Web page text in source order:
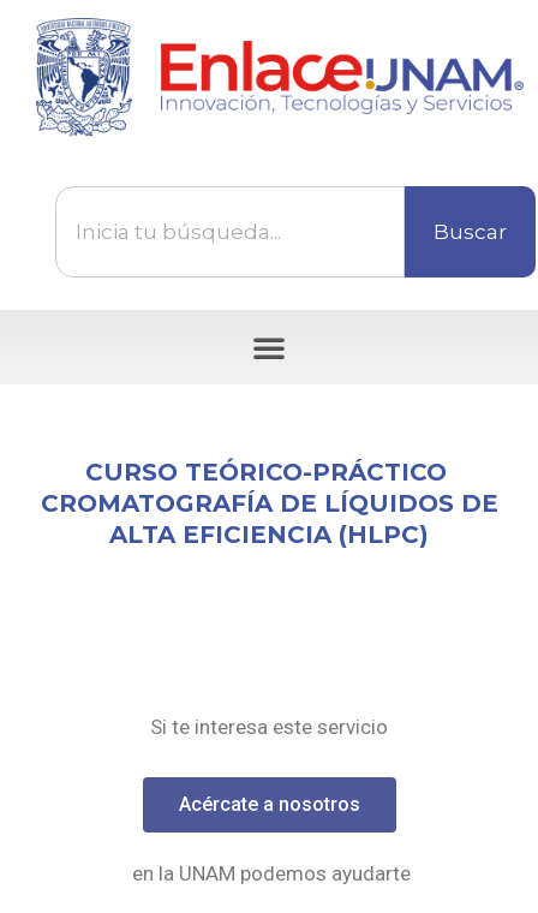
Buscar
CURSO TEÓRICO-PRÁCTICO
CROMATOGRAFÍA DE LÍQUIDOS DE
ALTA EFICIENCIA (HLPC)
Si te interesa este servicio
Acércate a nosotros
en la UNAM podemos ayudarte